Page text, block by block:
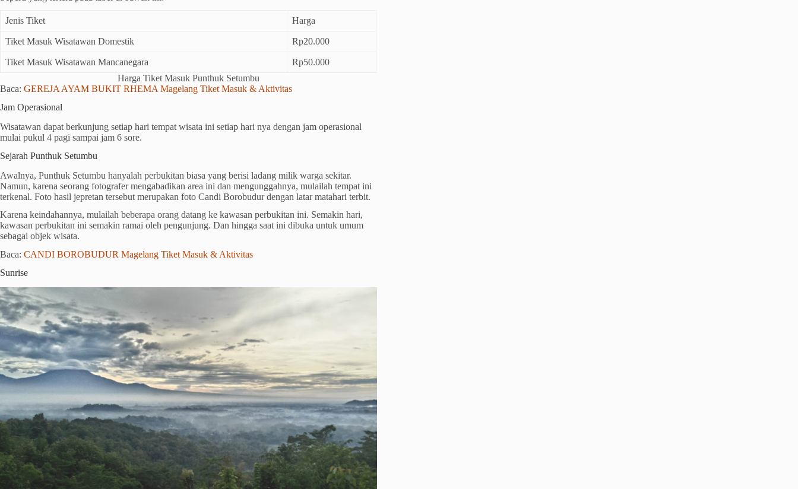
Jenis Tiket Harga
Tiket Masuk Wisatawan Domestik Rp20.000
Tiket Masuk Wisatawan Mancanegara
Rp50.000
Harga Tiket Masuk Punthuk Setumbu
Baca: GEREJA AYAM BUKIT RHEMA Magelang Tiket Masuk & Aktivitas
Jam Operasional
Wisatawan dapat berkunjung setiap hari tempat wisata ini setiap hari nya dengan jam operasional
mulai pukul 4 pagi sampai jam 6 sore.
Sejarah Punthuk Setumbu
Awalnya, Punthuk Setumbu hanyalah perbukitan biasa yang berisi ladang milik warga sekitar.
Namun, karena seorang fotografer mengabadikan area ini dan mengunggahnya, mulailah tempat ini
terkenal. Foto hasil jepretan tersebut merupakan foto Candi Borobudur dengan latar matahari terbit.
Karena keindahannya, mulailah beberapa orang datang ke kawasan perbukitan ini. Semakin hari,
kawasan perbukitan ini semakin ramai oleh pengunjung. Dan hingga saat ini dibuka untuk umum
sebagai objek wisata.
Baca: CANDI BOROBUDUR Magelang Tiket Masuk & Aktivitas
Sunrise